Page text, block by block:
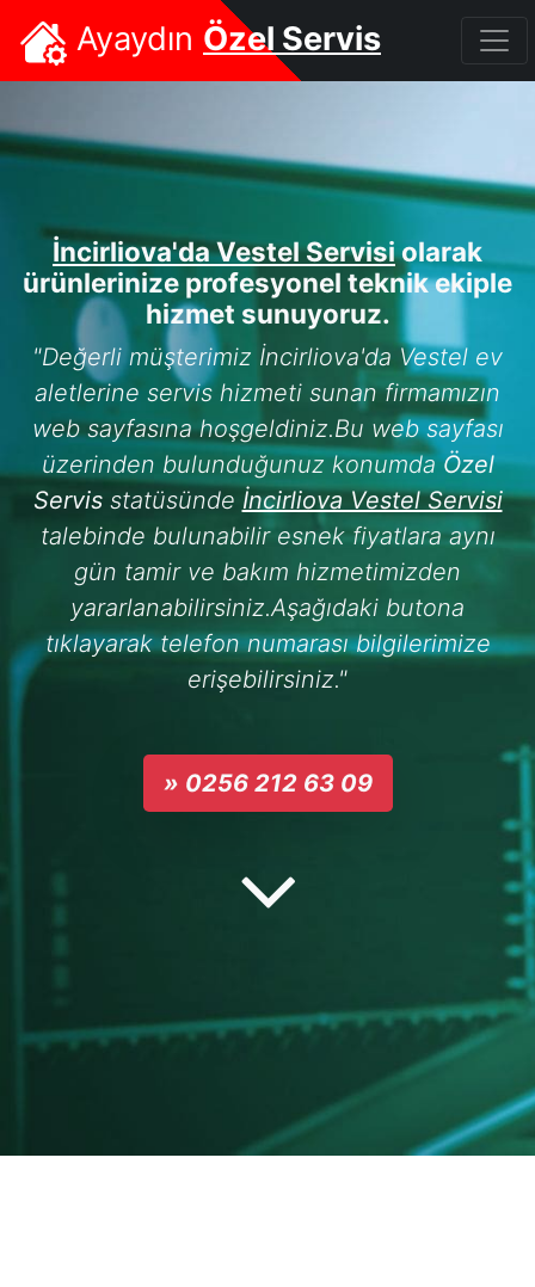
Ayaydın Özel Servis
İncirliova'da Vestel Servisiolarak
ürünlerinize profesyonel teknik ekiple
hizmet sunuyoruz.
"Değerli müşterimiz İncirliova'da Vestel ev
aletlerine servis hizmeti sunan firmamızın
web sayfasına hoşgeldiniz.Bu web sayfası
üzerinden bulunduğunuz konumdaÖzel
Servisstatüsünde İncirliova Vestel Servisi
talebinde bulunabilir esnek fiyatlara aynı
gün tamir ve bakım hizmetimizden
yararlanabilirsiniz.Aşağıdaki butona
tıklayarak telefon numarası bilgilerimize
erişebilirsiniz."
» 0256 212 63 09